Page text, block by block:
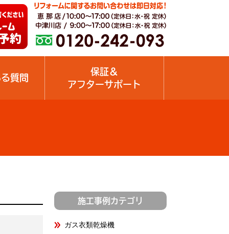
質問
保証＆
アフターサポート
施工事例カテゴリ
ガス衣類乾燥機